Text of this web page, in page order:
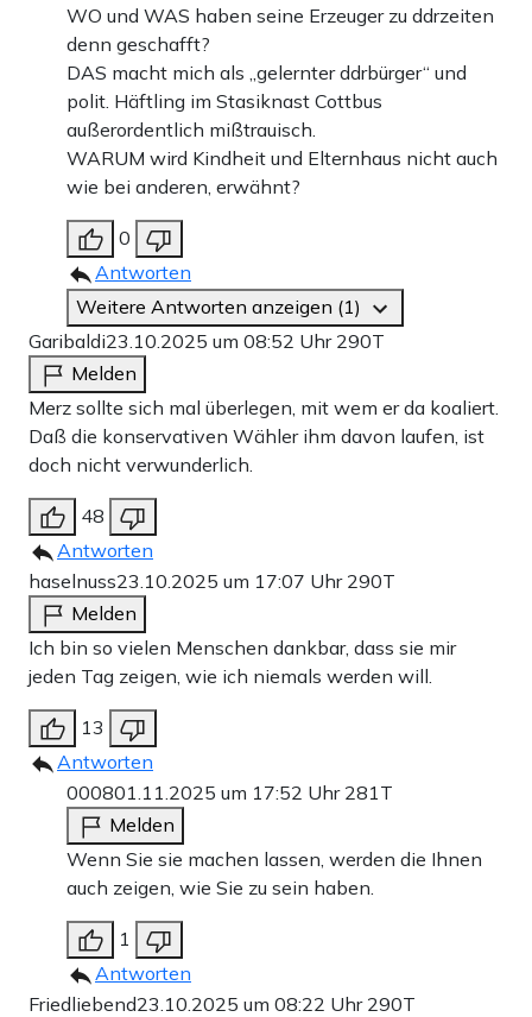
WO und WAS haben seine Erzeuger zu ddrzeiten
denn geschafft?
DAS macht mich als „gelernter ddrbürger“ und
polit. Häftling im Stasiknast Cottbus
außerordentlich mißtrauisch.
WARUM wird Kindheit und Elternhaus nicht auch
wie bei anderen, erwähnt?
0
Antworten
Weitere Antworten anzeigen (1)
Garibaldi23.10.2025 um 08:52 Uhr 290T
Melden
Merz sollte sich mal überlegen, mit wem er da koaliert.
Daß die konservativen Wähler ihm davon laufen, ist
doch nicht verwunderlich.
48
Antworten
haselnuss23.10.2025 um 17:07 Uhr 290T
Melden
Ich bin so vielen Menschen dankbar, dass sie mir
jeden Tag zeigen, wie ich niemals werden will.
13
Antworten
000801.11.2025 um 17:52 Uhr 281T
Melden
Wenn Sie sie machen lassen, werden die Ihnen
auch zeigen, wie Sie zu sein haben.
1
Antworten
Friedliebend23.10.2025 um 08:22 Uhr 290T